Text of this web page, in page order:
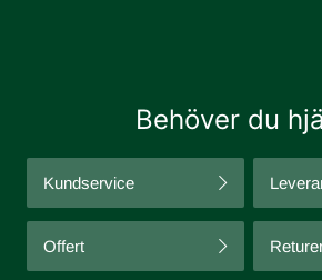
Behöver du
Kundservice
Offert